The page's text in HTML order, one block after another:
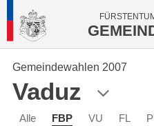
Gemeindewahlen 2007
Vaduz
Alle FBP VU FL